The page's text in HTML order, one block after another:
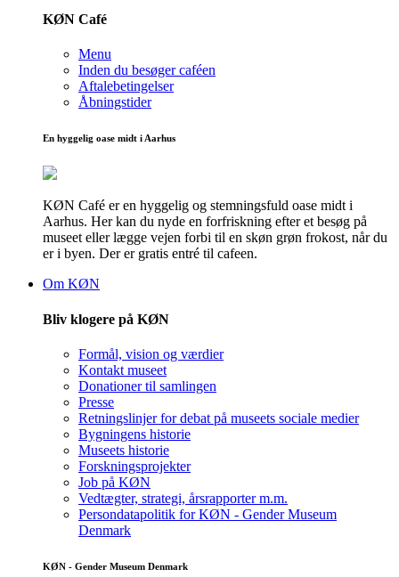
KØN Café
Menu
Inden du besøger caféen
Aftalebetingelser
Åbningstider
En hyggelig oase midt i Aarhus
KØN Café er en hyggelig og stemningsfuld oase midt i
Aarhus. Her kan du nyde en forfriskning efter et besøg på
museet eller lægge vejen forbi til en skøn grøn frokost, når du
er i byen. Der er gratis entré til cafeen.
Om KØN
Bliv klogere på KØN
Formål, vision og værdier
Kontakt museet
Donationer til samlingen
Presse
Retningslinjer for debat på museets sociale medier
Bygningens historie
Museets historie
Forskningsprojekter
Job på KØN
Vedtægter, strategi, årsrapporter m.m.
Persondatapolitik for KØN - Gender Museum
Denmark
KØN - Gender Museum Denmark